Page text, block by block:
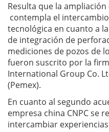
Resulta que la
contempla el
tecnológica en cuanto a
de integración de
mediciones de pozos de
fueron suscrito por la
International Group Co.
(Pemex).
En cuanto al segundo
empresa china CNPC se
intercambiar